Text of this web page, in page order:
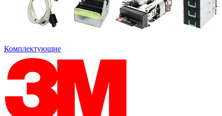
Комплектующие